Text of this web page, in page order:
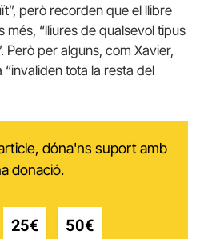
però recorden que el llibre
“lliures de qualsevol tipus
Però per alguns, com Xavier,
“invaliden tota la resta del
dóna'ns suport amb
donació.
25€ 50€